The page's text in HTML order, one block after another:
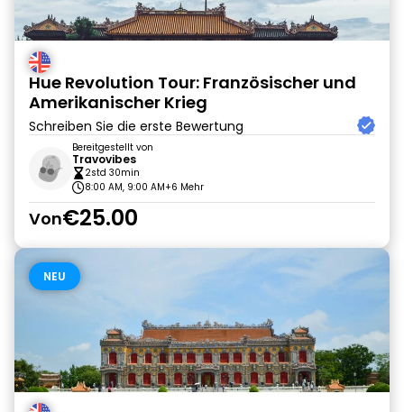
Hue Revolution Tour: Französischer und
Amerikanischer Krieg
Schreiben Sie die erste Bewertung
Bereitgestellt von
Travovibes
2std 30min
8:00 AM, 9:00 AM+6 Mehr
Von€25.00
NEU